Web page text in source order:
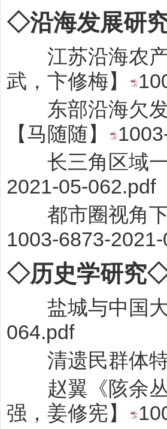
◇沿海发展研
江苏沿海农产
武，卞修梅】
东部沿海欠发
【马随随】
长三角区域一
2021-05-062.pdf
都市圈视角下
1003-6873-
◇历史学研究
盐城与中国大
064.pdf
清遗民群体特
赵翼《陔余丛
强，姜修宪】